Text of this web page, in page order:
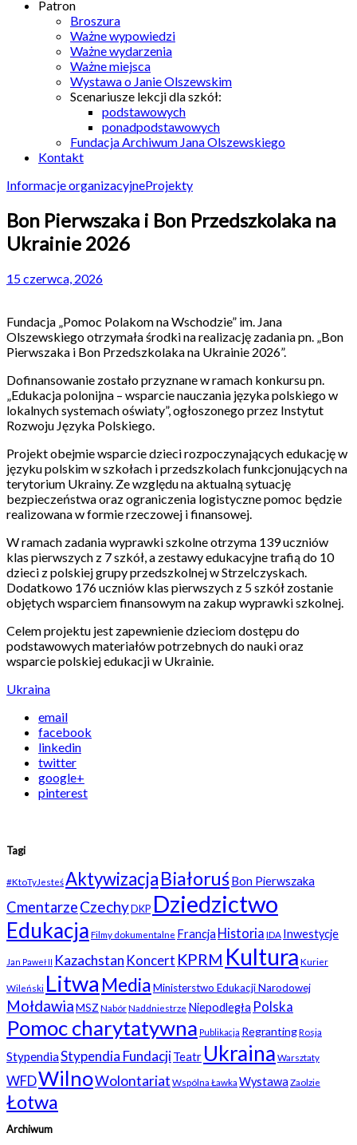
Patron
Broszura
Ważne wypowiedzi
Ważne wydarzenia
Ważne miejsca
Wystawa o Janie Olszewskim
Scenariusze lekcji dla szkół:
podstawowych
ponadpodstawowych
Fundacja Archiwum Jana Olszewskiego
Kontakt
Informacje organizacyjneProjekty
Bon Pierwszaka i Bon Przedszkolaka na
Ukrainie 2026
15 czerwca, 2026
Fundacja „Pomoc Polakom na Wschodzie” im. Jana
Olszewskiego otrzymała środki na realizację zadania pn. „Bon
Pierwszaka i Bon Przedszkolaka na Ukrainie 2026”.
Dofinansowanie zostało przyznane w ramach konkursu pn.
„Edukacja polonijna – wsparcie nauczania języka polskiego w
lokalnych systemach oświaty”, ogłoszonego przez Instytut
Rozwoju Języka Polskiego.
Projekt obejmie wsparcie dzieci rozpoczynających edukację w
języku polskim w szkołach i przedszkolach funkcjonujących na
terytorium Ukrainy. Ze względu na aktualną sytuację
bezpieczeństwa oraz ograniczenia logistyczne pomoc będzie
realizowana w formie rzeczowej i finansowej.
W ramach zadania wyprawki szkolne otrzyma 139 uczniów
klas pierwszych z 7 szkół, a zestawy edukacyjne trafią do 10
dzieci z polskiej grupy przedszkolnej w Strzelczyskach.
Dodatkowo 176 uczniów klas pierwszych z 5 szkół zostanie
objętych wsparciem finansowym na zakup wyprawki szkolnej.
Celem projektu jest zapewnienie dzieciom dostępu do
podstawowych materiałów potrzebnych do nauki oraz
wsparcie polskiej edukacji w Ukrainie.
Ukraina
email
facebook
linkedin
twitter
google+
pinterest
Tagi
#KtoTyJesteśAktywizacjaBiałoruśBon Pierwszaka
CmentarzeCzechyDKP Dziedzictwo
Edukacja Filmy dokumentalne Francja Historia IDA Inwestycje
Jan Paweł II Kazachstan Koncert KPRM Kultura Kurier
Wileński Litwa MediaMinisterstwo Edukacji Narodowej
MołdawiaMSZ NabórNaddniestrze Niepodległa Polska
Pomoc charytatywna Publikacja RegrantingRosja
StypendiaStypendia FundacjiTeatr Ukraina Warsztaty
WFDWilnoWolontariat Wspólna Ławka Wystawa Zaolzie
Łotwa
Archiwum